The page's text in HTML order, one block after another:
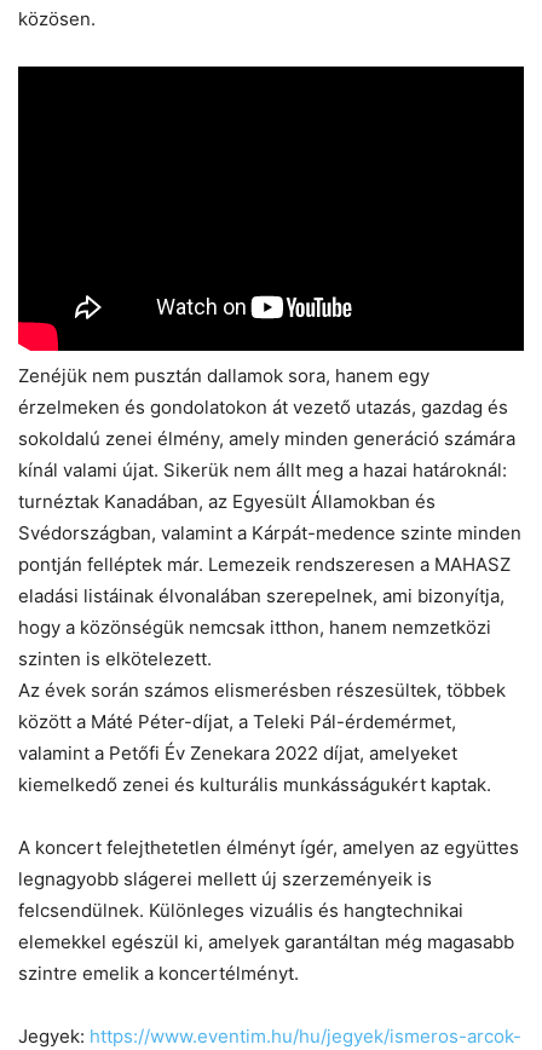
közösen.
Zenéjük nem pusztán dallamok sora, hanem egy
érzelmeken és gondolatokon át vezető utazás, gazdag és
sokoldalú zenei élmény, amely minden generáció számára
kínál valami újat. Sikerük nem állt meg a hazai határoknál:
turnéztak Kanadában, az Egyesült Államokban és
Svédországban, valamint a Kárpát-medence szinte minden
pontján felléptek már. Lemezeik rendszeresen a MAHASZ
eladási listáinak élvonalában szerepelnek, ami bizonyítja,
hogy a közönségük nemcsak itthon, hanem nemzetközi
szinten is elkötelezett.
Az évek során számos elismerésben részesültek, többek
között a Máté Péter-díjat, a Teleki Pál-érdemérmet,
valamint a Petőfi Év Zenekara 2022 díjat, amelyeket
kiemelkedő zenei és kulturális munkásságukért kaptak.
A koncert felejthetetlen élményt ígér, amelyen az együttes
legnagyobb slágerei mellett új szerzeményeik is
felcsendülnek. Különleges vizuális és hangtechnikai
elemekkel egészül ki, amelyek garantáltan még magasabb
szintre emelik a koncertélményt.
Jegyek: https://www.eventim.hu/hu/jegyek/ismeros-arcok-